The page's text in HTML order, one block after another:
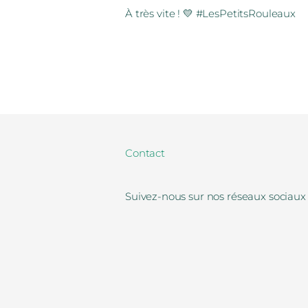
À très vite ! 💛 #LesPetitsRouleaux
Contact
Suivez-nous sur nos réseaux sociaux